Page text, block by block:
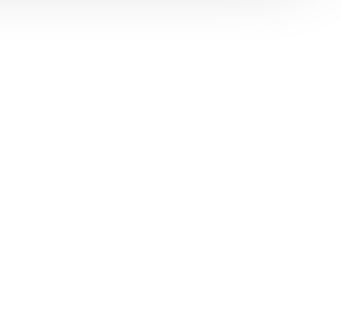
ve sizlere yönelik
kullanılacaktır.
ilişkin detaylı bilgi için Ayarlar
okumak ve sitemizde ilgili